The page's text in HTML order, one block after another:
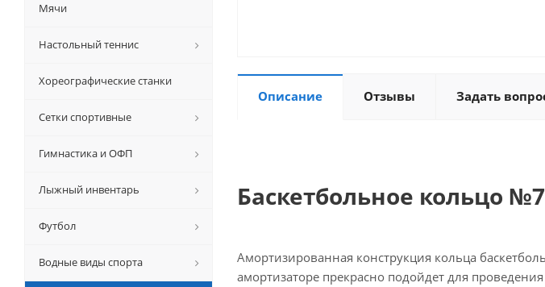
Описание Отзывы Задать
Баскетбольное кольцо
Амортизированная конструкция кольца
амортизаторе прекрасно подойдет для
Мячи
Настольный теннис
Хореографические станки
Сетки спортивные
Гимнастика и ОФП
Лыжный инвентарь
Футбол
Водные виды спорта